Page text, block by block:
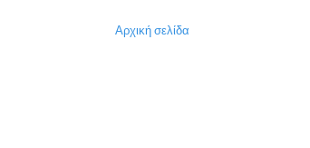
Αρχική σελίδα